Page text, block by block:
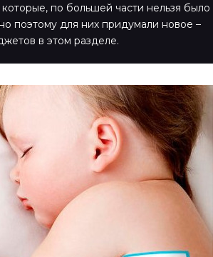
которые, по большей части нельзя было
поэтому для них придумали новое –
в этом разделе.